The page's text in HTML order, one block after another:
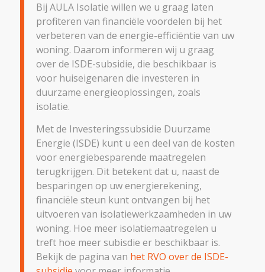
Bij AULA Isolatie willen we u graag laten
profiteren van financiële voordelen bij het
verbeteren van de energie-efficiëntie van uw
woning. Daarom informeren wij u graag
over de ISDE-subsidie, die beschikbaar is
voor huiseigenaren die investeren in
duurzame energieoplossingen, zoals
isolatie.
Met de Investeringssubsidie Duurzame
Energie (ISDE) kunt u een deel van de kosten
voor energiebesparende maatregelen
terugkrijgen. Dit betekent dat u, naast de
besparingen op uw energierekening,
financiële steun kunt ontvangen bij het
uitvoeren van isolatiewerkzaamheden in uw
woning. Hoe meer isolatiemaatregelen u
treft hoe meer subisdie er beschikbaar is.
Bekijk de pagina van het RVO over de ISDE-